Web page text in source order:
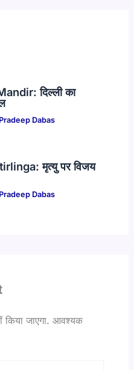
दिल्ली का
Pradeep Dabas
मृत्यु पर विजय
Pradeep Dabas
जाएगा. आवश्यक